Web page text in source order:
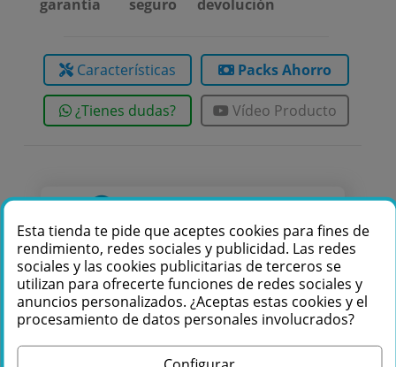
Te podemos ayudar
+34 976 36 61 60
garantía
seguro
devolución
Características Packs Ahorro
¿Tienes dudas? Vídeo Producto
Esta tienda te pide que aceptes cookies para fines de
rendimiento, redes sociales y publicidad. Las redes
sociales y las cookies publicitarias de terceros se
utilizan para ofrecerte funciones de redes sociales y
anuncios personalizados. ¿Aceptas estas cookies y el
procesamiento de datos personales involucrados?